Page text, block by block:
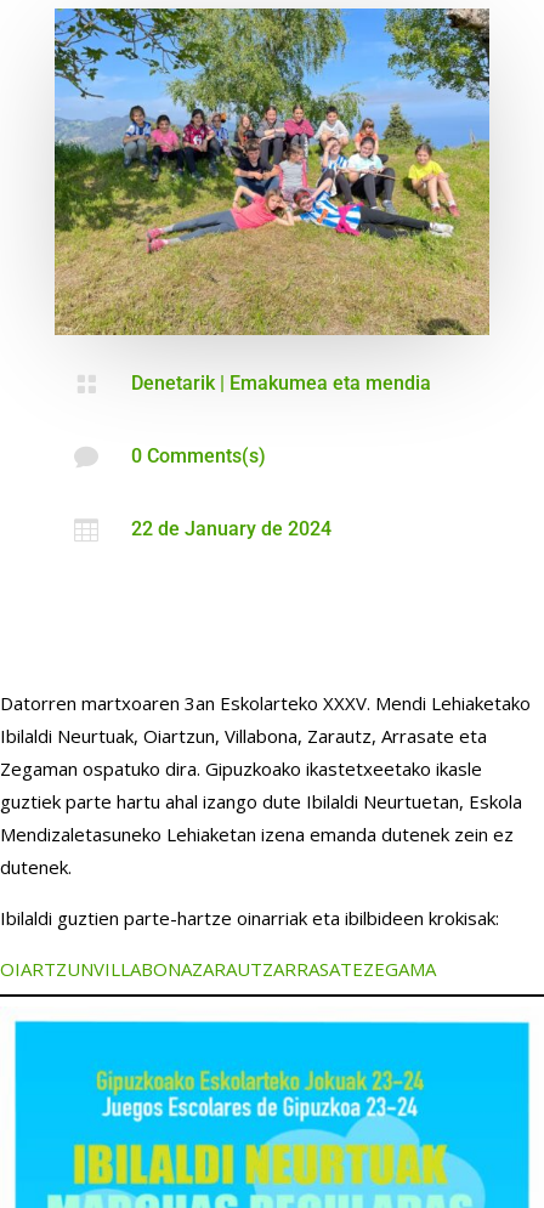
 Denetarik| Emakumea eta mendia
 0 Comments(s)
 22 de January de 2024
Datorren martxoaren 3an Eskolarteko XXXV. Mendi Lehiaketako
Ibilaldi Neurtuak, Oiartzun, Villabona, Zarautz, Arrasate eta
Zegaman ospatuko dira. Gipuzkoako ikastetxeetako ikasle
guztiek parte hartu ahal izango dute Ibilaldi Neurtuetan, Eskola
Mendizaletasuneko Lehiaketan izena emanda dutenek zein ez
dutenek.
Ibilaldi guztien parte-hartze oinarriak eta ibilbideen krokisak:
OIARTZUNVILLABONAZARAUTZARRASATEZEGAMA